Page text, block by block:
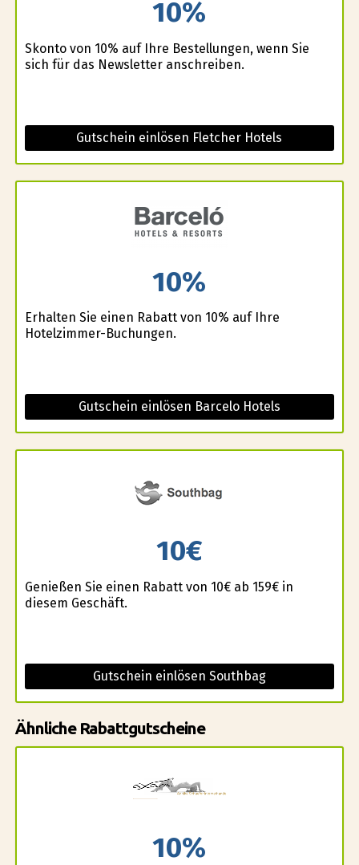
10%
Skonto von 10% auf Ihre Bestellungen, wenn Sie
sich für das Newsletter anschreiben.
Gutschein einlösen Fletcher Hotels
10%
Erhalten Sie einen Rabatt von 10% auf Ihre
Hotelzimmer-Buchungen.
Gutschein einlösen Barcelo Hotels
10€
Genießen Sie einen Rabatt von 10€ ab 159€ in
diesem Geschäft.
Gutschein einlösen Southbag
Ähnliche Rabattgutscheine
10%